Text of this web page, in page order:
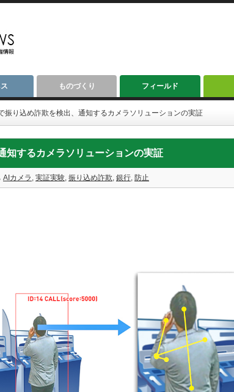
ものづくり フィールド
振り込め詐欺を検出、通知するカメラソリューションの実証
知するカメラソリューションの実証
AIカメラ , 実証実験, 振り込め詐欺, 銀行, 防止